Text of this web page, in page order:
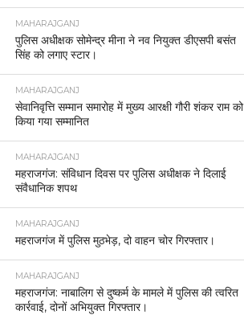
MAHARAJGANJ
पुलिस अधीक्षक सोमेन्द्र मीना ने नव नियुक्त डीएसपी बसंत
सिंह को लगाए स्टार।
MAHARAJGANJ
सेवानिवृत्ति सम्मान समारोह में मुख्य आरक्षी गौरी शंकर राम को
किया गया सम्मानित
MAHARAJGANJ
महराजगंज: संविधान दिवस पर पुलिस अधीक्षक ने दिलाई
संवैधानिक शपथ
MAHARAJGANJ
महराजगंज में पुलिस मुठभेड़, दो वाहन चोर गिरफ्तार।
MAHARAJGANJ
महराजगंज: नाबालिग से दुष्कर्म के मामले में पुलिस की त्वरित
कार्रवाई, दोनों अभियुक्त गिरफ्तार।